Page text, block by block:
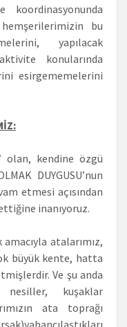
koordinasyonunda
bu
yapılacak
konularında
esirgememelerini
olan, kendine özgü
DUYGUSU’nun
etmesi açısından
inanıyoruz.
atalarımız,
büyük kente, hatta
Ve şu anda
nesiller, kuşaklar
ata toprağı